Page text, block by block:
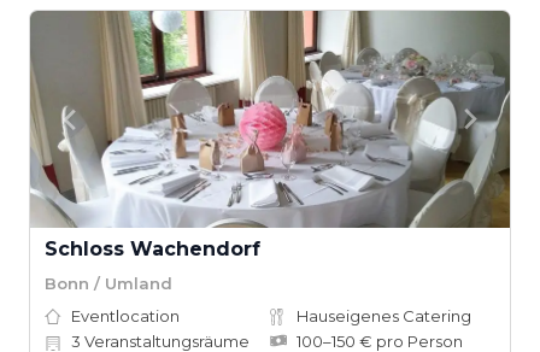
Schloss Wachendorf
Bonn / Umland
Eventlocation
Hauseigenes Catering
3 Veranstaltungsräume
100–150 € pro Person